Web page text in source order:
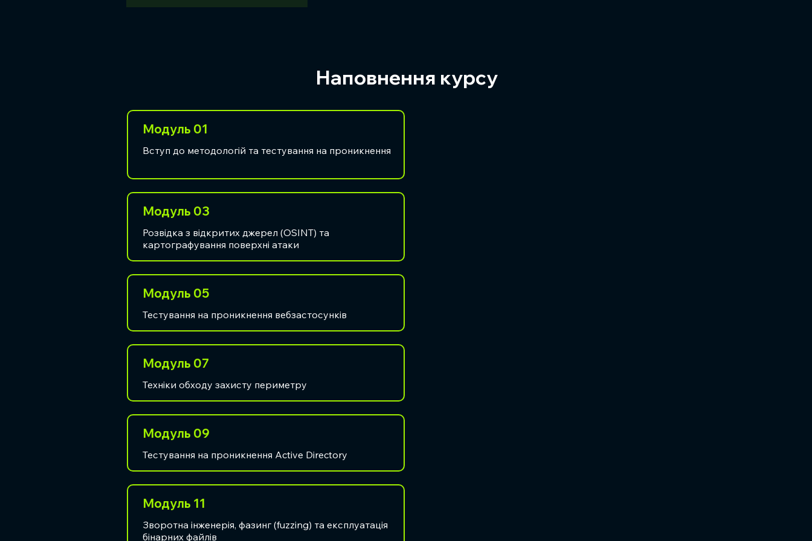
Наповнення курсу
Модуль 01
Вступ до методологій та тестування на проникнення
Модуль 03
Розвідка з відкритих джерел (OSINT) та
картографування поверхні атаки
Модуль 05
Тестування на проникнення вебзастосунків
Модуль 07
Техніки обходу захисту периметру
Модуль 09
Тестування на проникнення Active Directory
Модуль 11
Зворотна інженерія, фазинг (fuzzing) та експлуатація
бінарних файлів